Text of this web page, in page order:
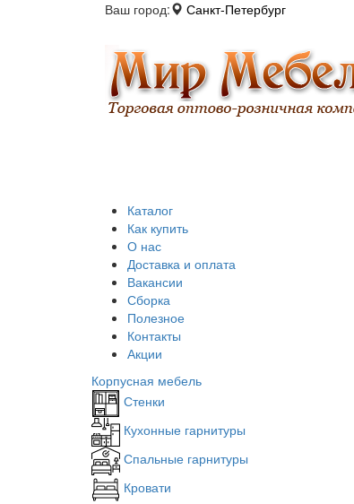
Ваш город: Санкт-Петербург
Каталог
Как купить
О нас
Доставка и оплата
Вакансии
Сборка
Полезное
Контакты
Акции
Корпусная мебель
Стенки
Кухонные гарнитуры
Спальные гарнитуры
Кровати